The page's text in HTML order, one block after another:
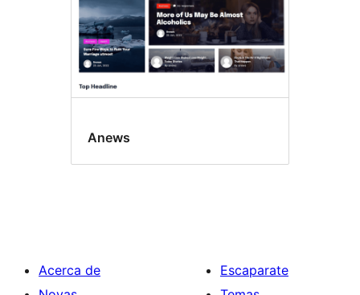
Anews
Acerca de
Escaparate